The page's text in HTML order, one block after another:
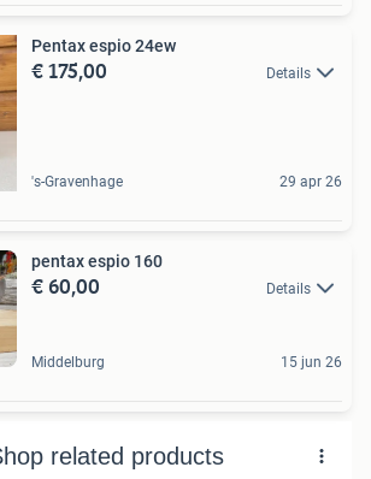
Pentax espio 24ew
€ 175,00 Details
's-Gravenhage 29 apr 26
pentax espio 160
€ 60,00 Details
Middelburg 15 jun 26